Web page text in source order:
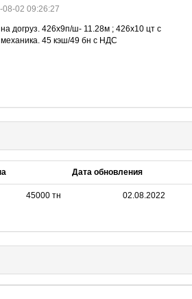
08-02 09:26:27
догруз. 426х9п/ш- 11.28м ; 426х10 цт с
45 кэш/49 бн с НДС
Дата обновления
45000 тн 02.08.2022